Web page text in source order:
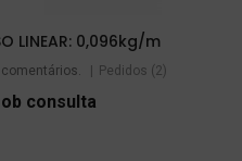
LINEAR: 0,096kg/m
Pedidos (2)
consulta